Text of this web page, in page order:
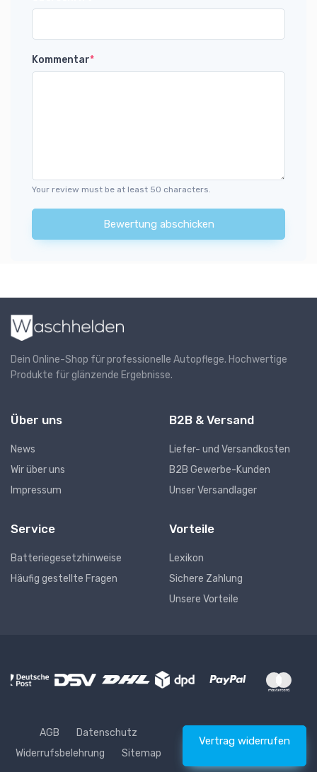
Kommentar*
Your review must be at least 50 characters.
Bewertung abschicken
Dein Online-Shop für professionelle Autopflege. Hochwertige
Produkte für glänzende Ergebnisse.
Über uns
News
Wir über uns
Impressum
B2B & Versand
Liefer- und Versandkosten
B2B Gewerbe-Kunden
Unser Versandlager
Service
Batteriegesetzhinweise
Häufig gestellte Fragen
Vorteile
Lexikon
Sichere Zahlung
Unsere Vorteile
AGB
Datenschutz
Widerrufsbelehrung
Sitemap
Vertrag widerrufen